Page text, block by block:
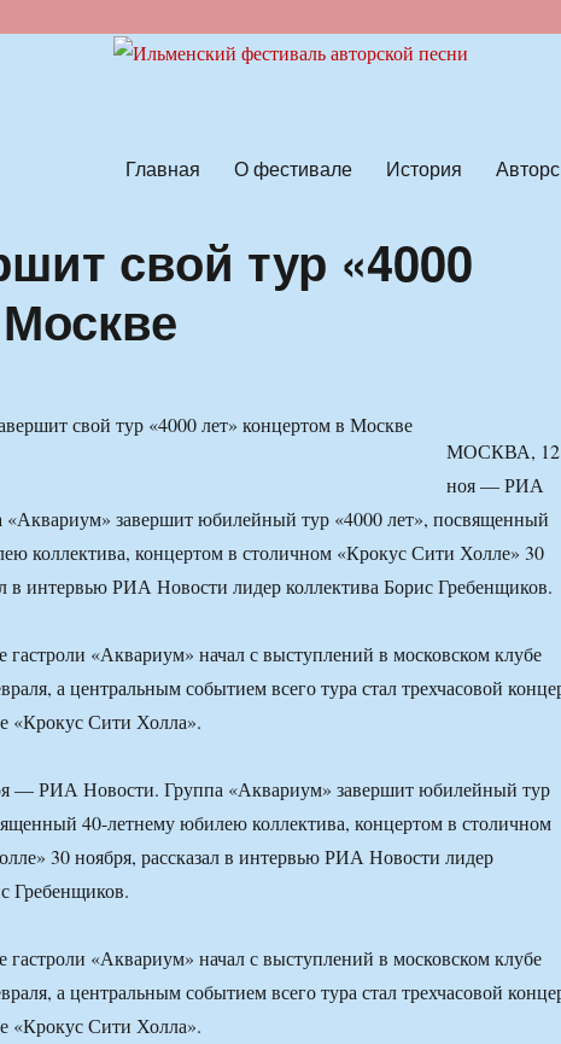
Главная О фестивале История
свой тур «4000
МОСКВА, 12
ноя — РИА
«Аквариум» завершит юбилейный тур «4000 лет», посвященный
коллектива, концертом в столичном «Крокус Сити Холле» 30
в интервью РИА Новости лидер коллектива Борис Гребенщиков.
«Аквариум» начал с выступлений в московском клубе
а центральным событием всего тура стал трехчасовой
«Крокус Сити Холла».
РИА Новости. Группа «Аквариум» завершит юбилейный тур
40-летнему юбилею коллектива, концертом в столичном
30 ноября, рассказал в интервью РИА Новости лидер
Гребенщиков.
«Аквариум» начал с выступлений в московском клубе
а центральным событием всего тура стал трехчасовой
«Крокус Сити Холла».